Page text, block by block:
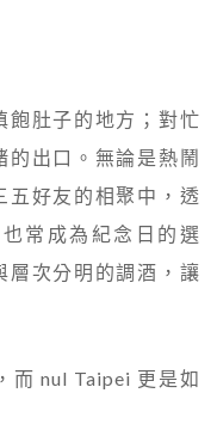
飽肚子的地方；對忙
出口。無論是熱鬧
五好友的相聚中，透
常成為紀念日的選
層次分明的調酒，讓
而 nul Taipei 更是如